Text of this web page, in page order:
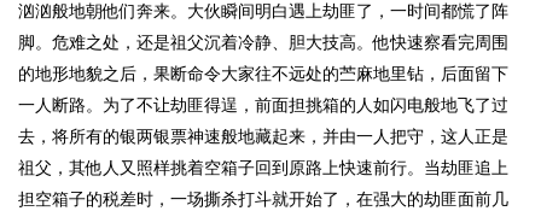
汹汹般地朝他们奔来。大伙瞬间明白遇上劫匪了，一时间都慌了阵
脚。危难之处，还是祖父沉着冷静、胆大技高。他快速察看完周围
的地形地貌之后，果断命令大家往不远处的苎麻地里钻，后面留下
一人断路。为了不让劫匪得逞，前面担挑箱的人如闪电般地飞了过
去，将所有的银两银票神速般地藏起来，并由一人把守，这人正是
祖父，其他人又照样挑着空箱子回到原路上快速前行。当劫匪追上
担空箱子的税差时，一场撕杀打斗就开始了，在强大的劫匪面前几